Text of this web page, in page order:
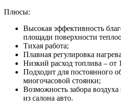
Плюсы:
Высокая эффективность
площади поверхности
Тихая работа;
Плавная регулировка
Низкий расход топлива – от
Подходит для постоянного
многочасовой стоянки;
Возможность забора
из салона авто.